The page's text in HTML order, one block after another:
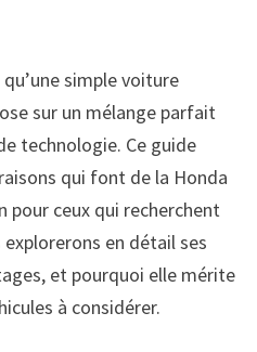
simple voiture
sur un mélange parfait
technologie. Ce guide
qui font de la Honda
pour ceux qui recherchent
en détail ses
et pourquoi elle mérite
à considérer.